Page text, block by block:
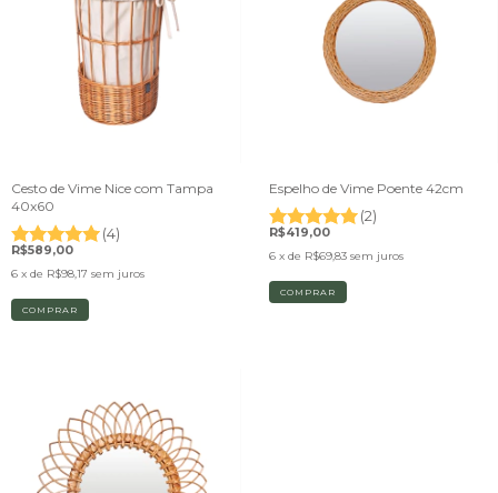
Cesto de Vime Nice com Tampa
40x60
(4)
R$589,00
6 x de R$98,17 sem juros
Espelho de Vime Poente 42cm
(2)
R$419,00
6 x de R$69,83 sem juros